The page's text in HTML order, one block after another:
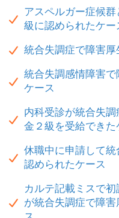
アスペルガー症候
級に認められたケー
統合失調症で障害
統合失調感情障害
ケース
内科受診が統合失
金２級を受給できた
休職中に申請して
認められたケース
カルテ記載ミスで
が統合失調症で障